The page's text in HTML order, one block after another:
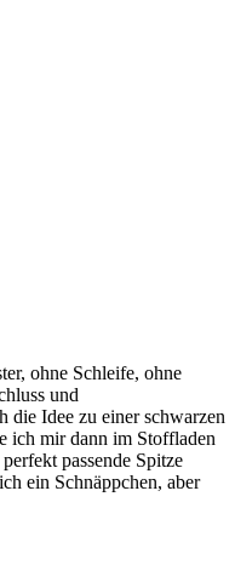
ohne Schleife, ohne
und
die Idee zu einer schwarzen
ich mir dann im Stoffladen
passende Spitze
ein Schnäppchen, aber